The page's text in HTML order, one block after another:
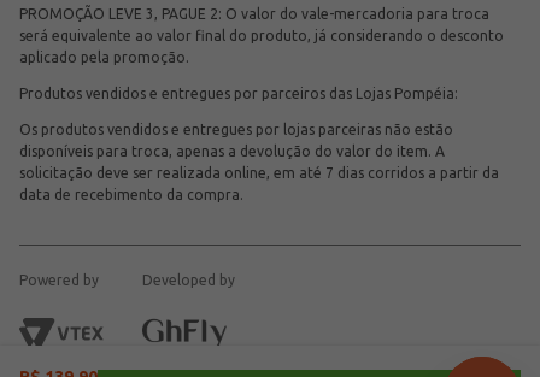
PROMOÇÃO LEVE 3, PAGUE 2: O valor do vale-mercadoria para troca
será equivalente ao valor final do produto, já considerando o desconto
aplicado pela promoção.
Produtos vendidos e entregues por parceiros das Lojas Pompéia:
Os produtos vendidos e entregues por lojas parceiras não estão
disponíveis para troca, apenas a devolução do valor do item. A
solicitação deve ser realizada online, em até 7 dias corridos a partir da
data de recebimento da compra.
Powered by Developed by